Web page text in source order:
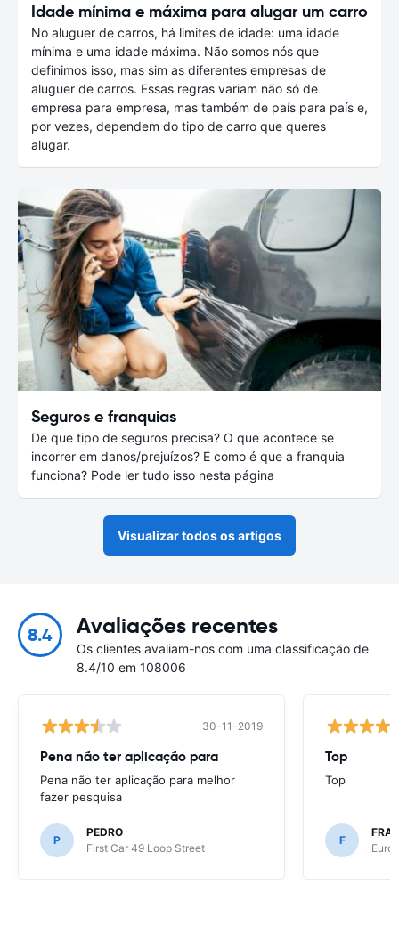
Idade mínima e máxima para alugar um carro
No aluguer de carros, há limites de idade: uma idade
mínima e uma idade máxima. Não somos nós que
definimos isso, mas sim as diferentes empresas de
aluguer de carros. Essas regras variam não só de
empresa para empresa, mas também de país para país e,
por vezes, dependem do tipo de carro que queres
alugar.
Seguros e franquias
De que tipo de seguros precisa? O que acontece se
incorrer em danos/prejuízos? E como é que a franquia
funciona? Pode ler tudo isso nesta página
Visualizar todos os artigos
8.4 Avaliações recentes
Os clientes avaliam-nos com uma classificação de
8.4/10 em 108006
30-11-2019
Pena não ter aplicação para
Pena não ter aplicação para melhor
fazer pesquisa
P
PEDRO
First Car 49 Loop Street
Top
Top
F